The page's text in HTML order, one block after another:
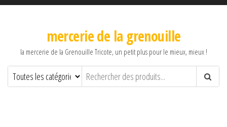
mercerie de la grenouille
la mercerie de la Grenouille Tricote, un petit plus pour le mieux, mieux !